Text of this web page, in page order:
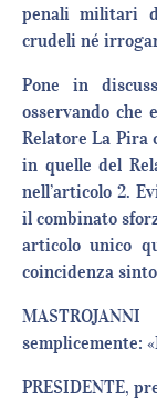
penali militari
crudeli né
Pone in
osservando che
Relatore La Pira
in quelle del
nell’articolo 2.
il combinato
articolo unico
coincidenza
semplicemente:
PRESIDENTE,